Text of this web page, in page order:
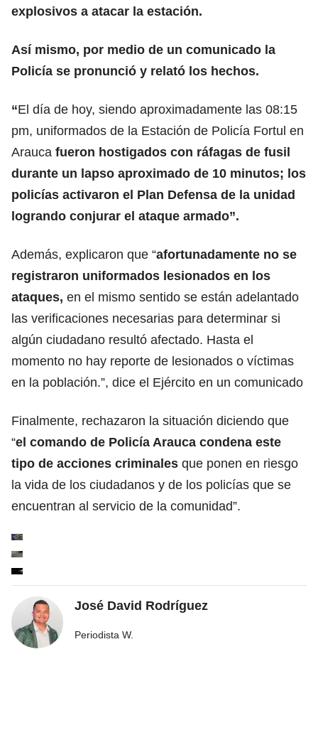
explosivos a atacar la estación.
Así mismo, por medio de un comunicado la
Policía se pronunció y relató los hechos.
“El día de hoy, siendo aproximadamente las 08:15
pm, uniformados de la Estación de Policía Fortul en
Arauca fueron hostigados con ráfagas de fusil
durante un lapso aproximado de 10 minutos; los
policías activaron el Plan Defensa de la unidad
logrando conjurar el ataque armado”.
Además, explicaron que “afortunadamente no se
registraron uniformados lesionados en los
ataques, en el mismo sentido se están adelantado
las verificaciones necesarias para determinar si
algún ciudadano resultó afectado. Hasta el
momento no hay reporte de lesionados o víctimas
en la población.”, dice el Ejército en un comunicado
Finalmente, rechazaron la situación diciendo que
“el comando de Policía Arauca condena este
tipo de acciones criminales que ponen en riesgo
la vida de los ciudadanos y de los policías que se
encuentran al servicio de la comunidad”.
José David Rodríguez
Periodista W.